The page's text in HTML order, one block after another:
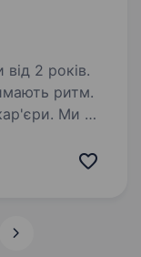
2 років.
Ми —
майже 700